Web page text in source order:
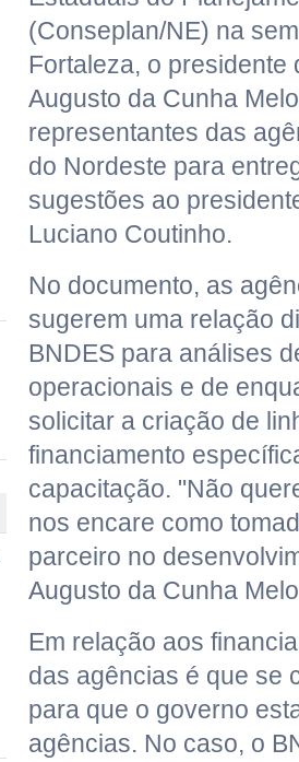
(Conseplan/NE) na
Fortaleza, o presidente
Augusto da Cunha
representantes das
do Nordeste para
sugestões ao
Luciano Coutinho.
No documento, as
sugerem uma relação
BNDES para análises
operacionais e de
solicitar a criação de
financiamento
capacitação. "Não
nos encare como
parceiro no
Augusto da Cunha
Em relação aos
das agências é que se
para que o governo
agências. No caso, o